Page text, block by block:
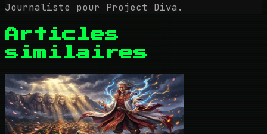
Journaliste pour Project Diva.
Articles
similaires